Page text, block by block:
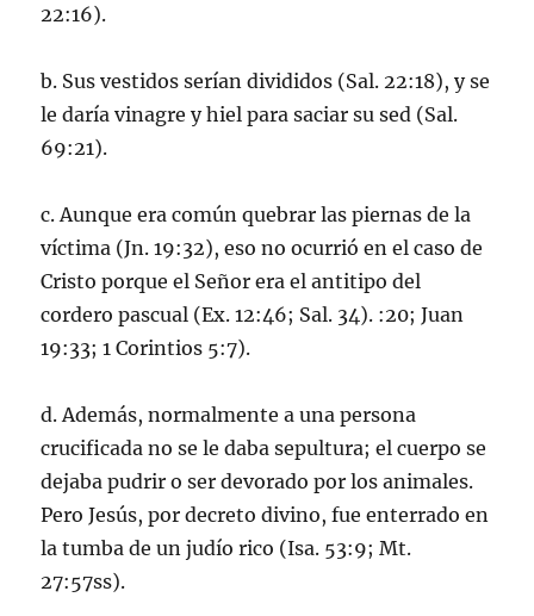
22:16).
b. Sus vestidos serían divididos (Sal. 22:18), y se
le daría vinagre y hiel para saciar su sed (Sal.
69:21).
c. Aunque era común quebrar las piernas de la
víctima (Jn. 19:32), eso no ocurrió en el caso de
Cristo porque el Señor era el antitipo del
cordero pascual (Ex. 12:46; Sal. 34). :20; Juan
19:33; 1 Corintios 5:7).
d. Además, normalmente a una persona
crucificada no se le daba sepultura; el cuerpo se
dejaba pudrir o ser devorado por los animales.
Pero Jesús, por decreto divino, fue enterrado en
la tumba de un judío rico (Isa. 53:9; Mt.
27:57ss).